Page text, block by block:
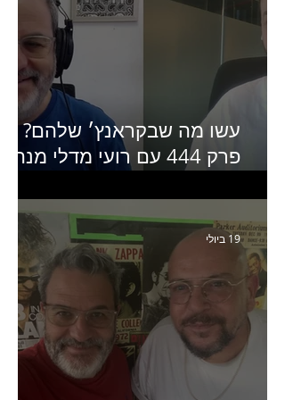
עשו מה שבקראנץ׳ שלהם?
פרק 444 עם רועי מדלי מנהל
האחרון של קראנץ׳
19 ביולי